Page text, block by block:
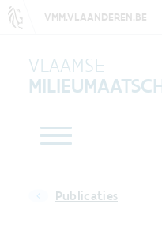
VMM.VLAANDEREN.BE
VLAAMSE
Publicaties